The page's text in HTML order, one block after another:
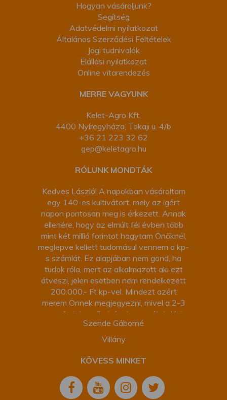
Hogyan vásároljunk?
Segítség
Adatvédelmi nyilatkozat
Általános Szerződési Feltételek
Jogi tudnivalók
Elállási nyilatkozat
Online vitarendezés
MERRE VAGYUNK
Kelet-Agro Kft.
4400 Nyíregyháza, Tokaji u. 4/b
+36 21 223 32 62
gep@keletagro.hu
RÓLUNK MONDTÁK
Kedves László! A napokban vásároltam
egy 140-es kultivátort, mely az igért
napon pontosan meg is érkezett. Annak
ellenére, hogy az elmúlt fél évben több
mint két millió forintot hagytam Önöknél,
meglepve kellett tudomásul vennem a kp-
s számlát. Ez alapjában nem gond, ha
tudok róla, mert az alkalmazott aki ezt
átveszi, jelen esetben nem rendelkezett
200.000.- Ft kp-vel. Mindezt azért
merem Önnek megjegyezni, mivel a 2-3
ezer forintos alkatrészt anno átutalási
számlával kaptam és azt hittem van már
annyi hitelem a Keletagronál. Ha nincs,
úgy legközelebb előre számlázást fogok
kérni. Ezt a kis adminisztrációs hibát -
mindennel maximálisan meg vagyok
elégedve, mind a személyi, mind a
Szende Gáborné
Villány
KÖVESS MINKET